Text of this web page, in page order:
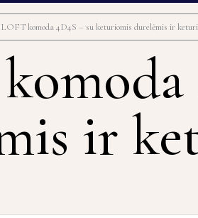
LOFT komoda 4D4S – su keturiomis durelėmis ir
ir